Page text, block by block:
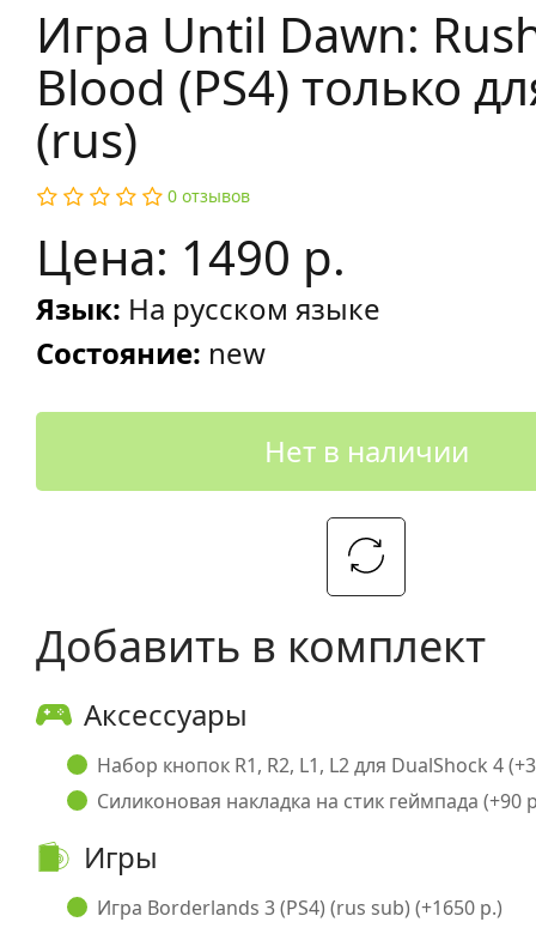
Игра Until Dawn:
Blood (PS4) только
(rus)
0 отзывов
Цена: 1490 р.
Язык: На русском языке
Состояние: new
Нет в наличии
Добавить в комплект
Аксессуары
Набор кнопок R1, R2, L1, L2 для DualShock 4
Силиконовая накладка на стик геймпада (+90
Игры
Игра Borderlands 3 (PS4) (rus sub) (+1650 р.)